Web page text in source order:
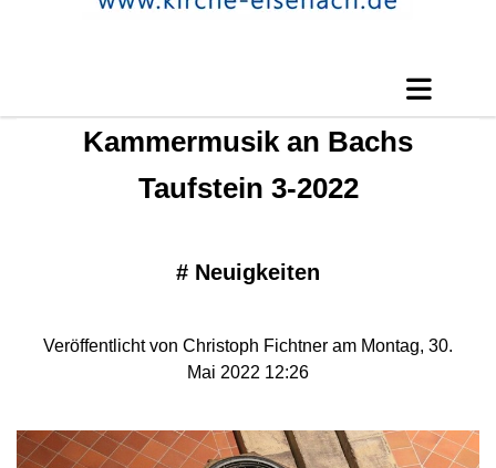
Kammermusik an Bachs
Taufstein 3-2022
# Neuigkeiten
Veröffentlicht von Christoph Fichtner am Montag, 30.
Mai 2022 12:26